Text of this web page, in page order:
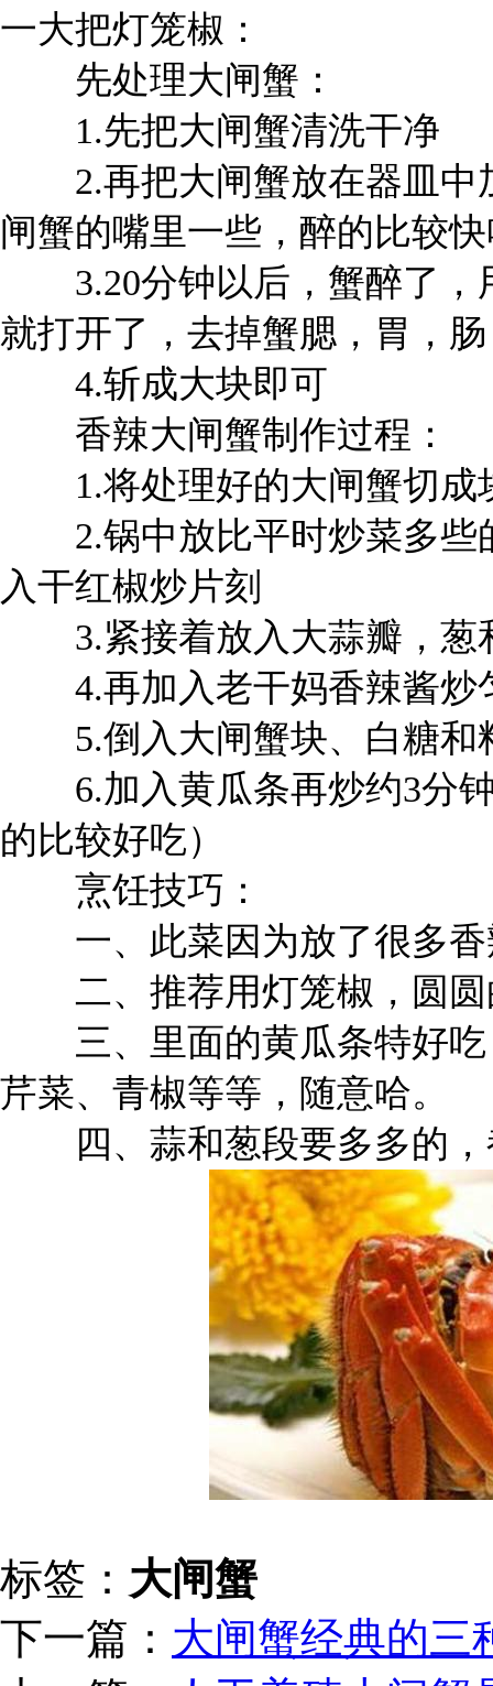
一大把灯笼椒：
先处理大闸蟹：
1.先把大闸蟹清洗干净
2.再把大闸蟹放在器皿中
闸蟹的嘴里一些，醉的比较
3.20分钟以后，蟹醉了，
就打开了，去掉蟹腮，胃，肠
4.斩成大块即可
香辣大闸蟹制作过程：
1.将处理好的大闸蟹切成
2.锅中放比平时炒菜多些
入干红椒炒片刻
3.紧接着放入大蒜瓣，葱
4.再加入老干妈香辣酱炒
5.倒入大闸蟹块、白糖和
6.加入黄瓜条再炒约3分钟
的比较好吃）
烹饪技巧：
一、此菜因为放了很多香
二、推荐用灯笼椒，圆圆
三、里面的黄瓜条特好吃
芹菜、青椒等等，随意哈。
四、蒜和葱段要多多的，
标签： 大闸蟹
下一篇： 大闸蟹经典的三